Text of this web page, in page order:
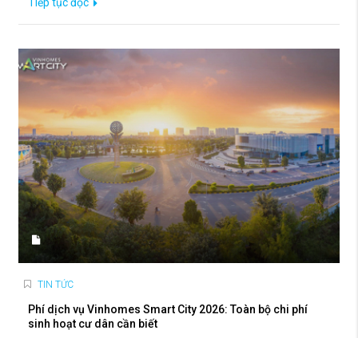
TIN TỨC
Phí dịch vụ Vinhomes Smart City 2026: Toàn bộ chi phí
sinh hoạt cư dân cần biết